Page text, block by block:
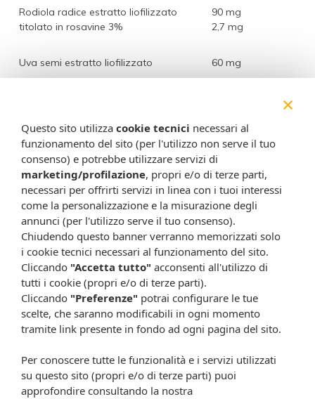
Rodiola radice estratto liofilizzato
titolato in rosavine 3%
90 mg
2,7 mg
Uva semi estratto liofilizzato 60 mg
Modalità d'uso
Si consiglia di assumere un flaconcino al giorno,
preferibilmente al mattino.
Agitare prima dell'uso.
Avvertenze
Non superare le dosi consigliate. Gli integratori non vanno
intesi come sostituti di una dieta variata ed equilibrata e
devono essere utilizzati nell’ambito di uno stile di vita sano. Il
prodotto deve essere tenuto fuori dalla portata dei bambini
al di sotto dei tre anni di età.
Se si stanno assumendo farmaci anticoagulanti o
antiaggreganti piastrinici, consultare il Medico prima di
assumere prodotti contenenti Ginkgo. Si sconsiglia l’uso del
Conservazione
Conservare in luogo fresco ed asciutto; una volta aperto, il
×
Questo sito utilizza cookie tecnici necessari al
funzionamento del sito (per l'utilizzo non serve il tuo
consenso) e potrebbe utilizzare servizi di
marketing/profilazione, propri e/o di terze parti,
necessari per offrirti servizi in linea con i tuoi interessi
come la personalizzazione e la misurazione degli
annunci (per l'utilizzo serve il tuo consenso).
Chiudendo questo banner verranno memorizzati solo
i cookie tecnici necessari al funzionamento del sito.
Cliccando "Accetta tutto" acconsenti all'utilizzo di
tutti i cookie (propri e/o di terze parti).
Cliccando "Preferenze" potrai configurare le tue
scelte, che saranno modificabili in ogni momento
tramite link presente in fondo ad ogni pagina del sito.
Per conoscere tutte le funzionalità e i servizi utilizzati
su questo sito (propri e/o di terze parti) puoi
approfondire consultando la nostra